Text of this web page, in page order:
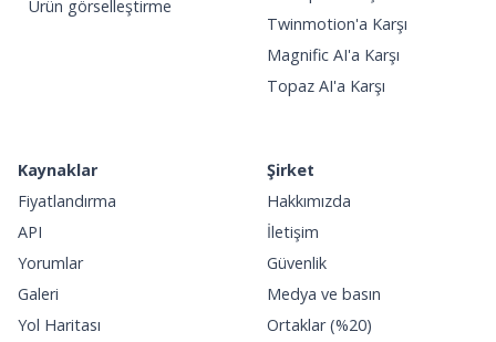
Ürün görselleştirme
Twinmotion'a Karşı
Magnific AI'a Karşı
Topaz AI'a Karşı
Kaynaklar
Fiyatlandırma
API
Yorumlar
Galeri
Yol Haritası
Şirket
Hakkımızda
İletişim
Güvenlik
Medya ve basın
Ortaklar (%20)